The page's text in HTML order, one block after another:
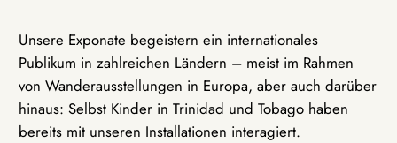
Unsere Exponate begeistern ein internationales
Publikum in zahlreichen Ländern – meist im Rahmen
von Wanderausstellungen in Europa, aber auch darüber
hinaus: Selbst Kinder in Trinidad und Tobago haben
bereits mit unseren Installationen interagiert.